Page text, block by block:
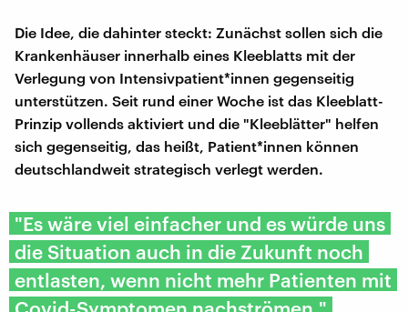
Die Idee, die dahinter steckt: Zunächst sollen sich die
Krankenhäuser innerhalb eines Kleeblatts mit der
Verlegung von Intensivpatient*innen gegenseitig
unterstützen. Seit rund einer Woche ist das Kleeblatt-
Prinzip vollends aktiviert und die "Kleeblätter" helfen
sich gegenseitig, das heißt, Patient*innen können
deutschlandweit strategisch verlegt werden.
"Es wäre viel einfacher und es würde uns
die Situation auch in die Zukunft noch
entlasten, wenn nicht mehr Patienten mit